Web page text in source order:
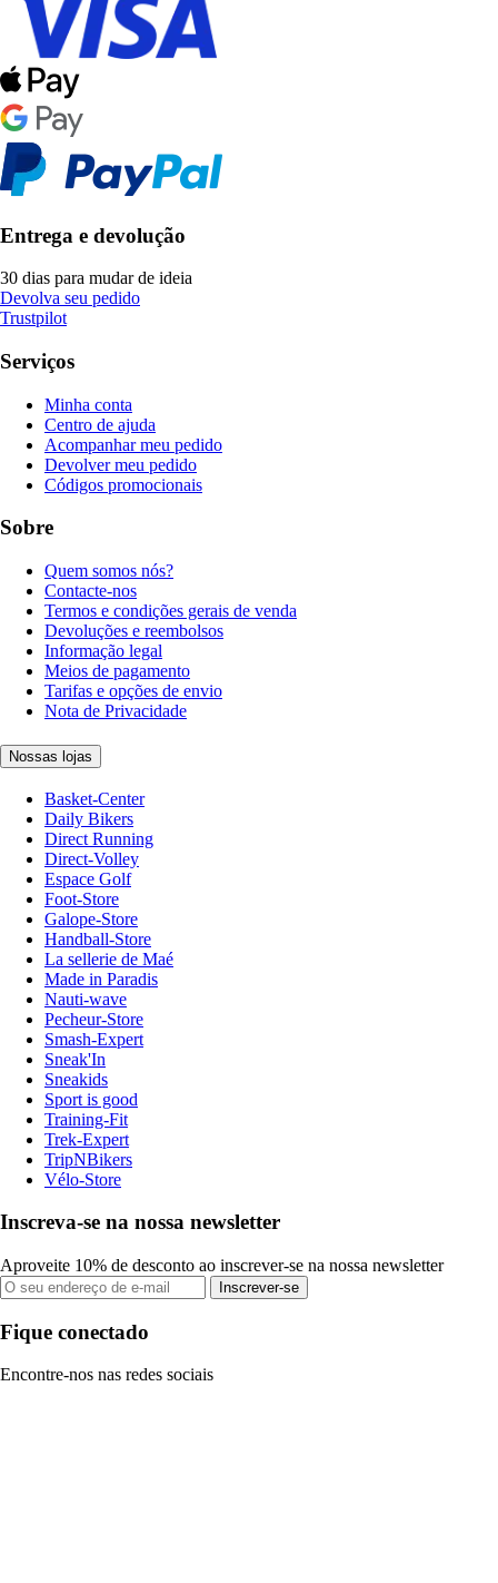
Entrega e devolução
30 dias para mudar de ideia
Devolva seu pedido
Trustpilot
Serviços
Minha conta
Centro de ajuda
Acompanhar meu pedido
Devolver meu pedido
Códigos promocionais
Sobre
Quem somos nós?
Contacte-nos
Termos e condições gerais de venda
Devoluções e reembolsos
Informação legal
Meios de pagamento
Tarifas e opções de envio
Nota de Privacidade
Nossas lojas
Basket-Center
Daily Bikers
Direct Running
Direct-Volley
Espace Golf
Foot-Store
Galope-Store
Handball-Store
La sellerie de Maé
Made in Paradis
Nauti-wave
Pecheur-Store
Smash-Expert
Sneak'In
Sneakids
Sport is good
Training-Fit
Trek-Expert
TripNBikers
Vélo-Store
Inscreva-se na nossa newsletter
Aproveite 10% de desconto ao inscrever-se na nossa newsletter
Inscrever-se
Fique conectado
Encontre-nos nas redes sociais